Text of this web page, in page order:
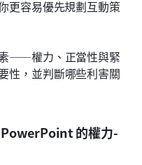
更容易優先規劃互動策
——權力、正當性與緊
，並判斷哪些利害關
的權力-